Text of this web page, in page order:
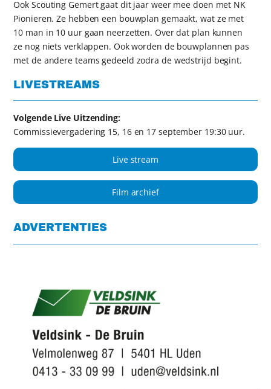
Ook Scouting Gemert gaat dit jaar weer mee doen met NK
Pionieren. Ze hebben een bouwplan gemaakt, wat ze met
10 man in 10 uur gaan neerzetten. Over dat plan kunnen
ze nog niets verklappen. Ook worden de bouwplannen pas
met de andere teams gedeeld zodra de wedstrijd begint.
LIVESTREAMS
Volgende Live Uitzending:
Commissievergadering 15, 16 en 17 september 19:30 uur.
Live stream
Film archief
ADVERTENTIES